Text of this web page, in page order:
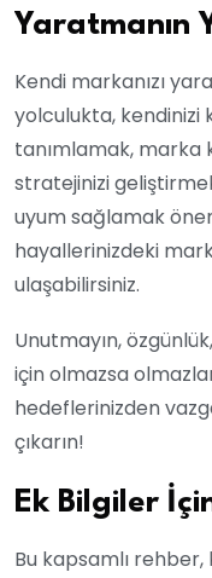
Yaratmanın
Kendi markanızı
yolculukta, kendinizi
tanımlamak, marka
stratejinizi
uyum sağlamak
hayallerinizdeki
ulaşabilirsiniz.
Unutmayın,
için olmazsa
hedeflerinizden
çıkarın!
Ek Bilgiler
Bu kapsamlı